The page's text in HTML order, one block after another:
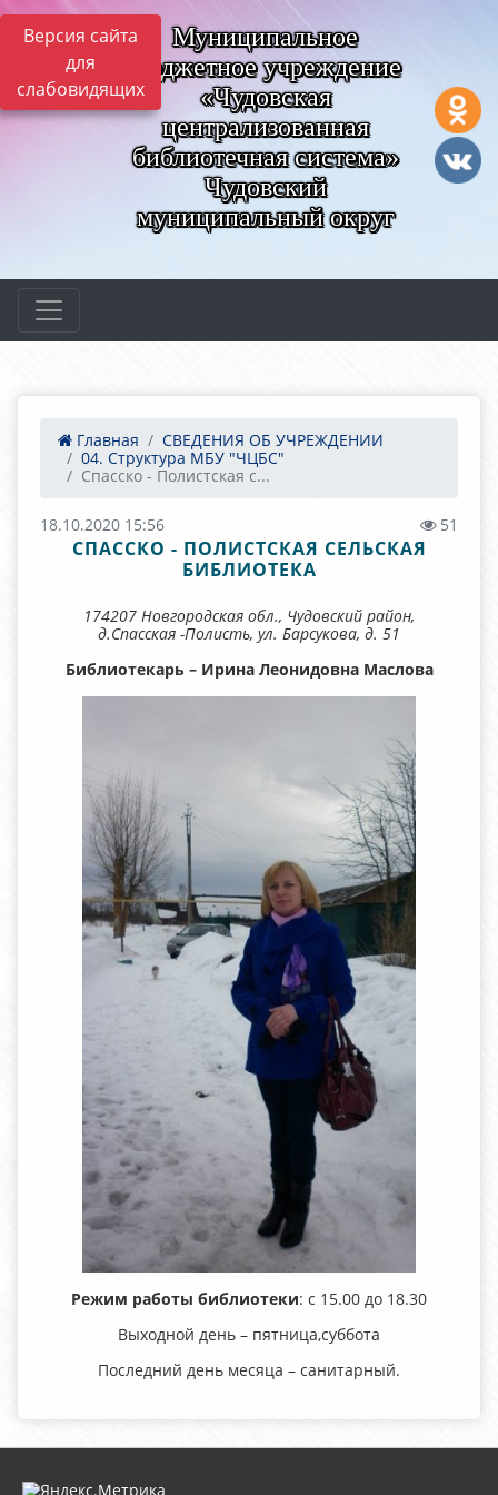
Версия сайта
для
слабовидящих
Муниципальное
бюджетное учреждение
«Чудовская
централизованная
библиотечная система»
Чудовский
муниципальный округ
Главная
СВЕДЕНИЯ ОБ УЧРЕЖДЕНИИ
04. Структура МБУ "ЧЦБС"
Спасско - Полистская с...
18.10.2020 15:56 51
СПАССКО - ПОЛИСТСКАЯ СЕЛЬСКАЯ
БИБЛИОТЕКА
174207 Новгородская обл., Чудовский район,
д.Спасская -Полисть, ул. Барсукова, д. 51
Библиотекарь – Ирина Леонидовна Маслова
Режим работы библиотеки: с 15.00 до 18.30
Выходной день – пятница,суббота
Последний день месяца – санитарный.